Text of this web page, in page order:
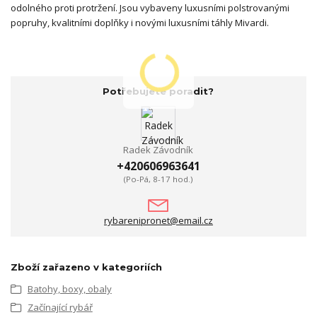
odolného proti protržení. Jsou vybaveny luxusními polstrovanými
popruhy, kvalitními doplňky i novými luxusními táhly Mivardi.
Potřebujete poradit?
Radek Závodník
+420606963641
(Po-Pá, 8-17 hod.)
rybarenipronet@email.cz
Zboží zařazeno v kategoriích
Batohy, boxy, obaly
Začínající rybář